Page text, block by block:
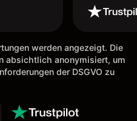
OK.
wie es
werden angezeigt. Die
absichtlich anonymisiert, um
der DSGVO zu